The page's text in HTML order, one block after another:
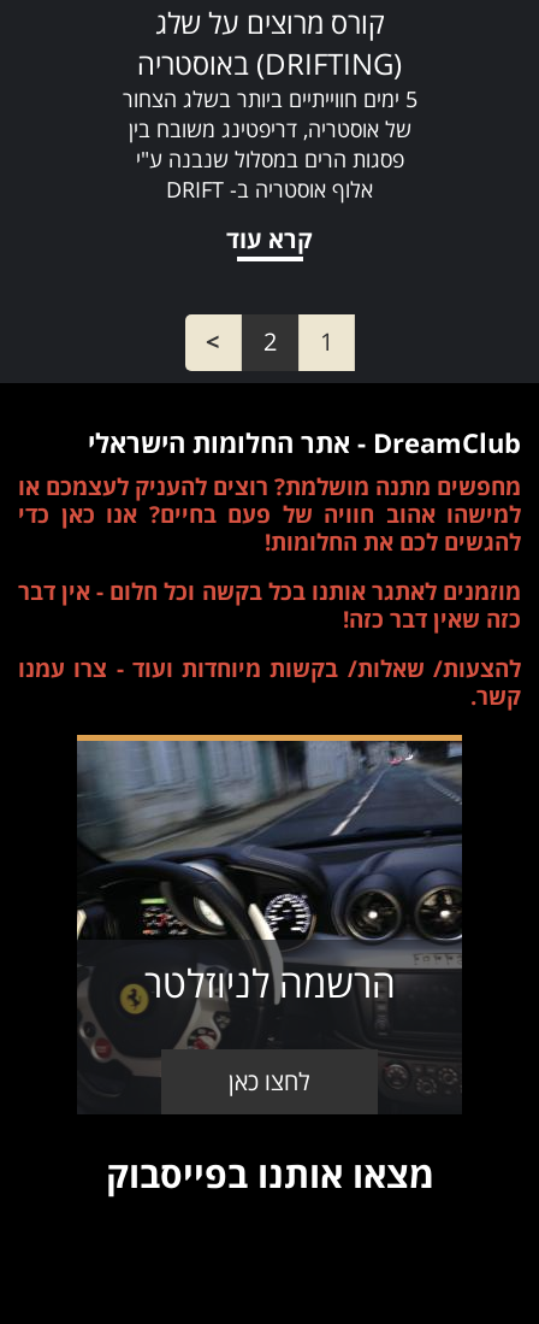
קורס מרוצים על שלג
(DRIFTING) באוסטריה
5 ימים חווייתיים ביותר בשלג הצחור
של אוסטריה, דריפטינג משובח בין
פסגות הרים במסלול שנבנה ע"י
אלוף אוסטריה ב- DRIFT
קרא עוד
1
2
>
DreamClub - אתר החלומות הישראלי
מחפשים מתנה מושלמת? רוצים להעניק לעצמכם או
למישהו אהוב חוויה של פעם בחיים? אנו כאן כדי
להגשים לכם את החלומות!
מוזמנים לאתגר אותנו בכל בקשה וכל חלום - אין דבר
כזה שאין דבר כזה!
להצעות/ שאלות/ בקשות מיוחדות ועוד - צרו עמנו
קשר.
הרשמה לניוזלטר
לחצו כאן
מצאו אותנו בפייסבוק